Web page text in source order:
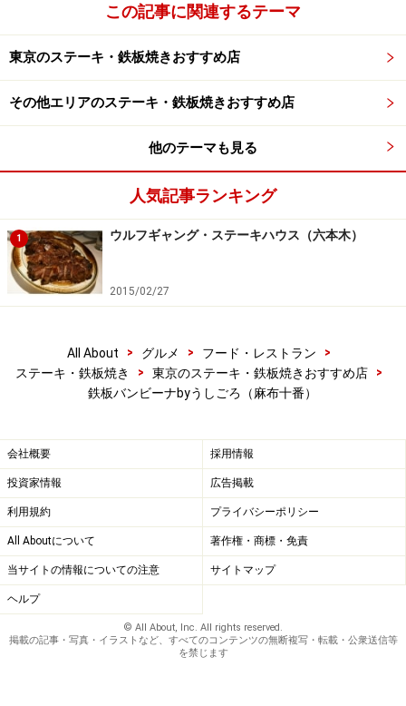
気になるメニューはというと、ハラミからヒレまで数種
類の部位の鉄板焼きの肉メニューがあり、それ以外はワ
インのつまみになりそうなワンコイン（500円）の小皿
先ずは”サガリカルパッチョ”。最初の一皿としては必食
でしょう。また、”バンビーナハンバーグ”はごつごつし
グ。”ブルゴーニュ風ガツ芯”は、定番のエスカルゴ料理
をガツ芯に置き換えたメニューですが、これがなかなか
の出来で、ガツ芯のコリコリとした食感を上手く利用し
バンビーナハンバーグ
ブルゴーニュ風ガツ芯
そして、「うしごろ」と言えば、他店の人気メニューか
らのインスパイア料理を提供する事でもオープン当初は
この記事に関連するテーマ
東京のステーキ・鉄板焼きおすすめ店
その他エリアのステーキ・鉄板焼きおすすめ店
他のテーマも見る
人気記事ランキング
1 ウルフギャング・ステーキハウス（六本木）
2015/02/27
All About > グルメ > フード・レストラン
>
ステーキ・鉄板焼き
> 東京のステーキ・鉄板焼きおすすめ店
>
鉄板バンビーナbyうしごろ（麻布十番）
会社概要 採用情報
投資家情報 広告掲載
利用規約 プライバシーポリシー
All Aboutについて 著作権・商標・免責
当サイトの情報についての注意 サイトマップ
ヘルプ
© All About, Inc. All rights reserved.
掲載の記事・写真・イラストなど、すべてのコンテンツの無断複写・転載・公衆送信等
を禁じます